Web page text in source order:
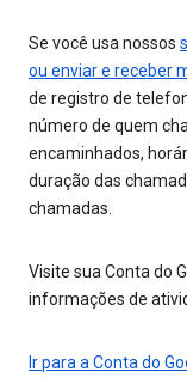
Se você usa nossos
ou enviar e receber
de registro de
número de quem
encaminhados,
duração das
chamadas.
Visite sua Conta do
informações de
Ir para a Conta do